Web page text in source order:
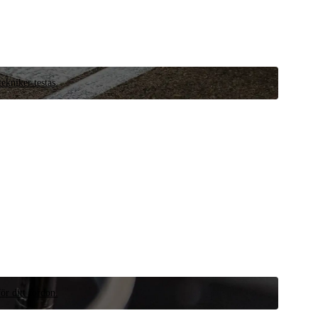
testas.
ditt fordon.